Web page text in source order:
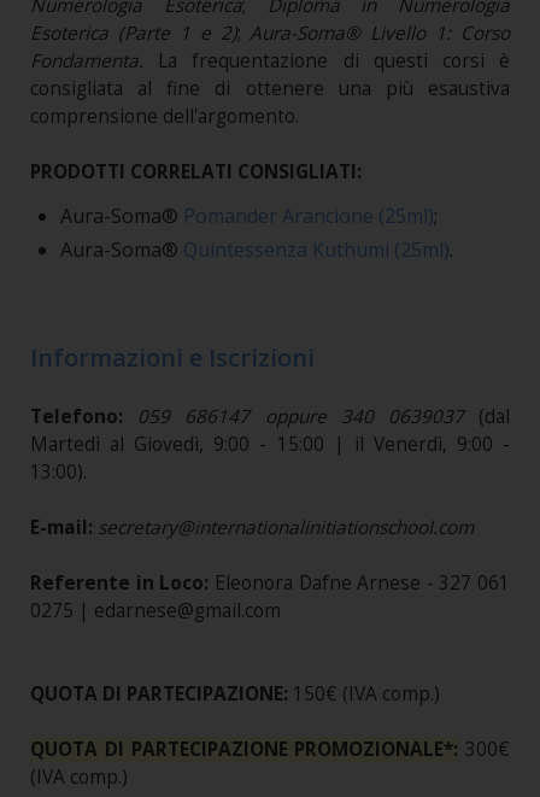
Esoterica (Parte 1 e 2); Aura-Soma® Livello 1: Corso
Fondamenta. La frequentazione di questi corsi è
consigliata al fine di ottenere una più esaustiva
comprensione dell'argomento.
PRODOTTI CORRELATI CONSIGLIATI:
Aura-Soma® Pomander Arancione (25ml);
Aura-Soma® Quintessenza Kuthumi (25ml).
Informazioni e Iscrizioni
Telefono: 059 686147 oppure 340 0639037 (dal
Martedì al Giovedì, 9:00 - 15:00 | il Venerdì, 9:00 -
13:00).
E-mail: secretary@internationalinitiationschool.com
Referente in Loco: Eleonora Dafne Arnese - 327 061
0275 | edarnese@gmail.com
QUOTA DI PARTECIPAZIONE: 150€ (IVA comp.)
QUOTA DI PARTECIPAZIONE PROMOZIONALE*: 300€
(IVA comp.)